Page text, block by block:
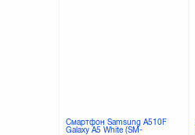
Смартфон Samsung A510F
Galaxy A5 White (SM-